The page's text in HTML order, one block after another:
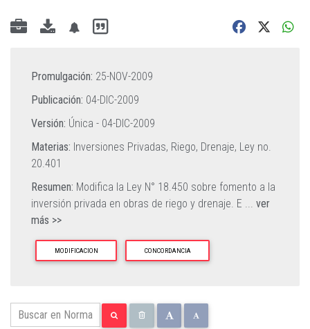
Promulgación: 25-NOV-2009
Publicación: 04-DIC-2009
Versión: Única - 04-DIC-2009
Materias: Inversiones Privadas, Riego, Drenaje, Ley no.
20.401
Resumen: Modifica la Ley N° 18.450 sobre fomento a la
inversión privada en obras de riego y drenaje. E ... ver
más >>
MODIFICACION CONCORDANCIA